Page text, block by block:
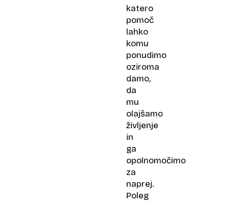
katero
pomoč
lahko
komu
ponudimo
oziroma
damo,
da
mu
olajšamo
življenje
in
ga
opolnomočimo
za
naprej.
Poleg